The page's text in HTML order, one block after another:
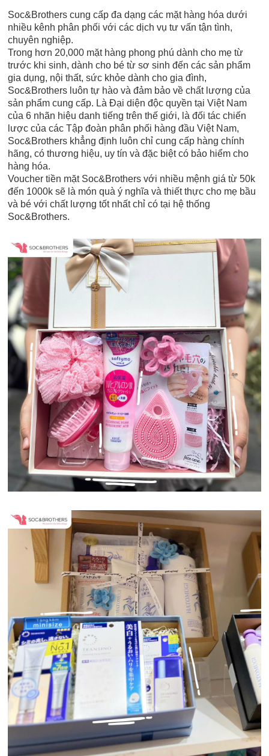
Soc&Brothers cung cấp đa dạng các mặt hàng hóa dưới
nhiều kênh phân phối với các dịch vụ tư vấn tận tình,
chuyên nghiệp.
Trong hơn 20,000 mặt hàng phong phú dành cho mẹ từ
trước khi sinh, dành cho bé từ sơ sinh đến các sản phẩm
gia dụng, nội thất, sức khỏe dành cho gia đình,
Soc&Brothers luôn tự hào và đảm bảo về chất lượng của
sản phẩm cung cấp. Là Đại diện độc quyền tại Việt Nam
của 6 nhãn hiệu danh tiếng trên thế giới, là đối tác chiến
lược của các Tập đoàn phân phối hàng đầu Việt Nam,
Soc&Brothers khẳng định luôn chỉ cung cấp hàng chính
hãng, có thương hiệu, uy tín và đặc biệt có bảo hiểm cho
hàng hóa.
Voucher tiền mặt Soc&Brothers với nhiều mệnh giá từ 50k
đến 1000k sẽ là món quà ý nghĩa và thiết thực cho mẹ bầu
và bé với chất lượng tốt nhất chỉ có tại hệ thống
Soc&Brothers.